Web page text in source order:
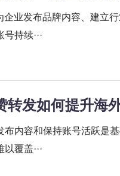
业发布品牌内容、建立
持续···
发如何提升海
内容和保持账号活跃是
覆盖···